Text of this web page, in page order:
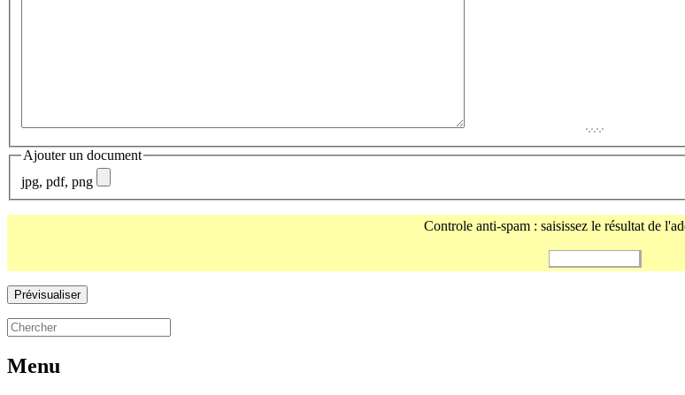
Ajouter un document
jpg, pdf, png
Controle anti-spam : saisissez le résultat de
Menu